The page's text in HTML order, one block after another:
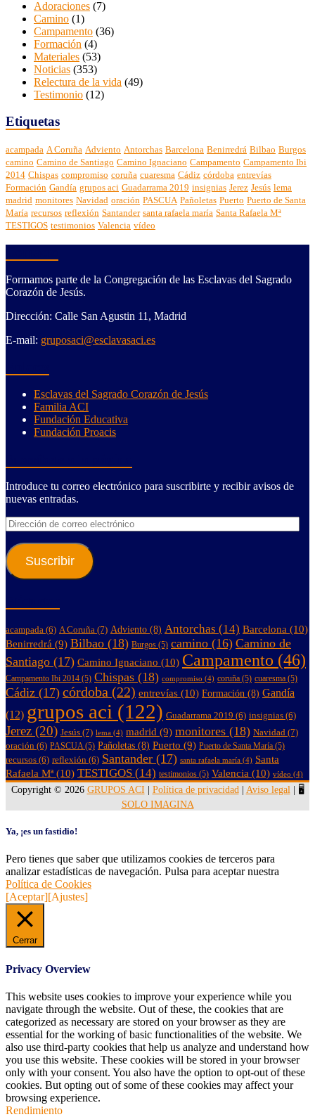
Adoraciones (7)
Camino (1)
Campamento (36)
Formación (4)
Materiales (53)
Noticias (353)
Relectura de la vida (49)
Testimonio (12)
Etiquetas
acampada A Coruña Adviento Antorchas Barcelona Benirredrá Bilbao Burgos
camino Camino de Santiago Camino Ignaciano Campamento Campamento Ibi
2014 Chispas compromiso coruña cuaresma Cádiz córdoba entrevías
Formación Gandía grupos aci Guadarrama 2019 insignias Jerez Jesús lema
madrid monitores Navidad oración PASCUA Pañoletas Puerto Puerto de Santa
María recursos reflexión Santander santa rafaela maría Santa Rafaela Mª
TESTIGOS testimonios Valencia vídeo
Formamos parte de la Congregación de las Esclavas del Sagrado
Corazón de Jesús.
Dirección: Calle San Agustin 11, Madrid
E-mail: gruposaci@esclavasaci.es
Esclavas del Sagrado Corazón de Jesús
Familia ACI
Fundación Educativa
Fundación Proacis
Introduce tu correo electrónico para suscribirte y recibir avisos de
nuevas entradas.
Dirección
de
correo
electrónico
Suscribir
acampada (6) A Coruña (7) Adviento (8) Antorchas (14) Barcelona (10)
Benirredrá (9) Bilbao (18) Burgos (5) camino (16) Camino de
Santiago (17) Camino Ignaciano (10) Campamento (46)
Campamento Ibi 2014 (5) Chispas (18) compromiso (4) coruña (5) cuaresma (5)
Cádiz (17) córdoba (22) entrevías (10) Formación (8) Gandía
(12) grupos aci (122) Guadarrama 2019 (6) insignias (6)
Jerez (20) Jesús (7) lema (4) madrid (9) monitores (18) Navidad (7)
oración (6) PASCUA(5) Pañoletas (8) Puerto (9) Puerto de Santa María (5)
recursos (6) reflexión (6) Santander (17) santa rafaela maría (4) Santa
Rafaela Mª (10) TESTIGOS (14) testimonios (5) Valencia (10) vídeo (4)
Copyright © 2026 GRUPOS ACI Política de privacidad Aviso legal | 🖥️
SOLO IMAGINA
Ya, ¡es un fastidio!
Pero tienes que saber que utilizamos cookies de terceros para
analizar estadísticas de navegación. Pulsa para aceptar nuestra
Política de Cookies
[Aceptar][Ajustes]
Cerrar
Privacy Overview
This website uses cookies to improve your experience while you
navigate through the website. Out of these, the cookies that are
categorized as necessary are stored on your browser as they are
essential for the working of basic functionalities of the website. We
also use third-party cookies that help us analyze and understand how
you use this website. These cookies will be stored in your browser
only with your consent. You also have the option to opt-out of these
cookies. But opting out of some of these cookies may affect your
browsing experience.
Rendimiento